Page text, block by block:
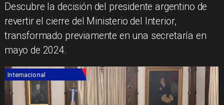
Descubre la decisión del presidente argentino de
revertir el cierre del Ministerio del Interior,
transformado previamente en una secretaría en
mayo de 2024.
Internacional